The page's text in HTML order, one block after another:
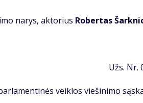
na­rys, ak­to­rius Ro­ber­tas
Užs. Nr.
veiklos viešinimo